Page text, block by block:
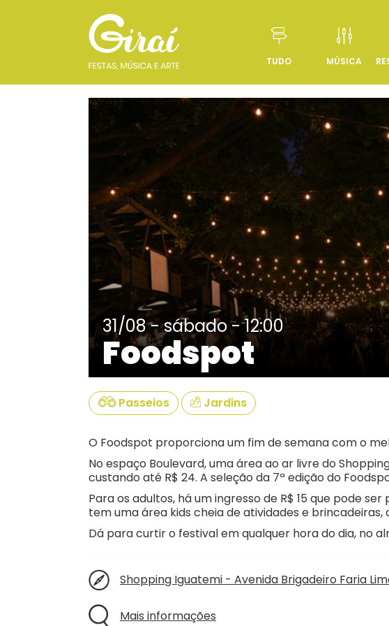
Pular para o conteúdo
TUDO MÚSICA
31/08 - sábado - 12:00
Foodspot
Passeios Jardins
O Foodspot proporciona um fim de semana com o
No espaço Boulevard, uma área ao ar livre do
custando até R$ 24. A seleção da 7ª edição do
Para os adultos, há um ingresso de R$ 15 que pode
tem uma área kids cheia de atividades e
Dá para curtir o festival em qualquer hora do dia, no
Shopping Iguatemi - Avenida Brigadeiro Faria
Mais informações